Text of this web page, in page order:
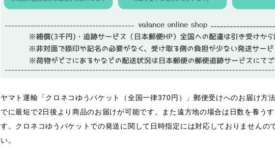
ヤマト運輸「クロネコゆうパケット（全国一律370円）」郵便受けへのお届け方
でに最短で2日後より商品のお届けが可能です。また遠方地の場合は日数を養う
す。クロネコゆうパケットでの発送に関して日時指定には対応しておりませんの
い。